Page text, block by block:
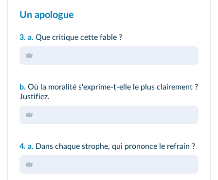
Un apologue
3. a. Que critique cette fable ?
b. Où la moralité s'exprime-t-elle le plus clairement ?
Justifiez.
4. a. Dans chaque strophe, qui prononce le refrain ?